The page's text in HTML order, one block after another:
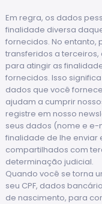
Em regra, os dados
finalidade diversa
fornecidos. No entanto,
transferidos a
para atingir as
fornecidos. Isso
dados que você
ajudam a cumprir
registre em nosso
seus dados (nome e
finalidade de lhe
compartilhados com
determinação judicial.
Quando você se torna
seu CPF, dados
de nascimento, para